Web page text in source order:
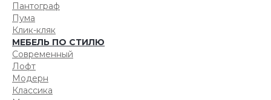
Пантограф
Пума
Клик-кляк
МЕБЕЛЬ ПО СТИЛЮ
Современный
Лофт
Модерн
Классика